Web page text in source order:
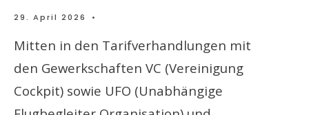
29. April 2026 •
Mitten in den Tarifverhandlungen mit
den Gewerkschaften VC (Vereinigung
Cockpit) sowie UFO (Unabhängige